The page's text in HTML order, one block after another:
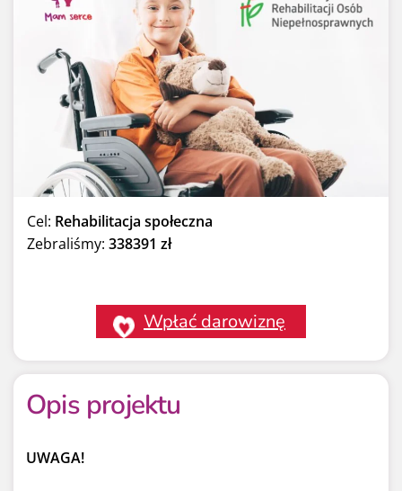
Cel: Rehabilitacja społeczna
Zebraliśmy: 338391 zł
Wpłać darowiznę
Opis projektu
UWAGA!